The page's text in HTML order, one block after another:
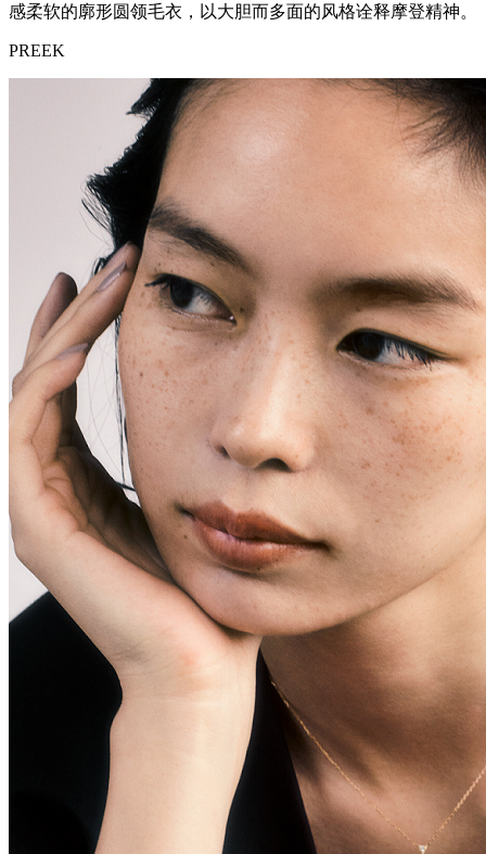
感柔软的廓形圆领毛衣，以大胆而多面的风格诠释摩登精神。
PREEK